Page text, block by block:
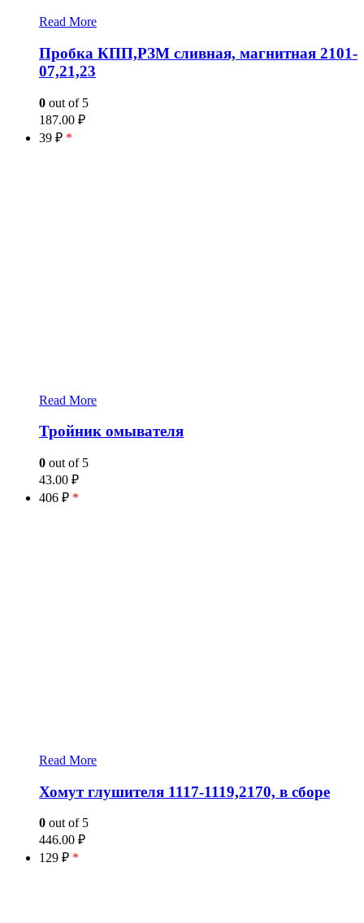
Read More
Пробка КПП,РЗМ сливная, магнитная 2101-
07,21,23
0 out of 5
187.00 ₽
39 ₽ *
Read More
Тройник омывателя
0 out of 5
43.00 ₽
406 ₽ *
Read More
Хомут глушителя 1117-1119,2170, в сборе
0 out of 5
446.00 ₽
129 ₽ *